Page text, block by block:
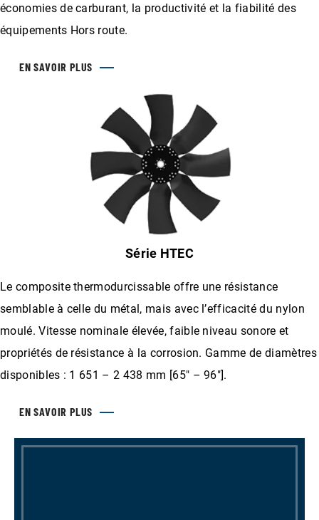
économies de carburant, la productivité et la fiabilité des
équipements Hors route.
EN SAVOIR PLUS
Série HTEC
Le composite thermodurcissable offre une résistance
semblable à celle du métal, mais avec l’efficacité du nylon
moulé. Vitesse nominale élevée, faible niveau sonore et
propriétés de résistance à la corrosion. Gamme de diamètres
disponibles : 1 651 – 2 438 mm [65″ – 96″].
EN SAVOIR PLUS